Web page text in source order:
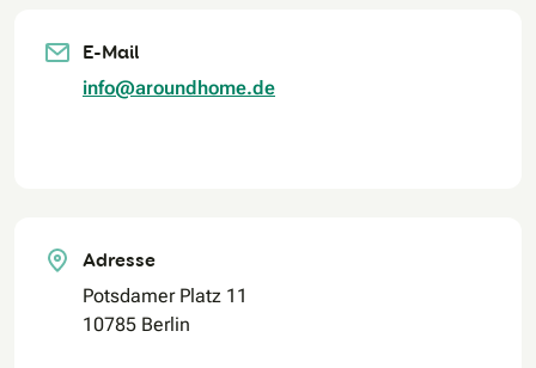
E-Mail
info@aroundhome.de
Adresse
Potsdamer Platz 11
10785 Berlin